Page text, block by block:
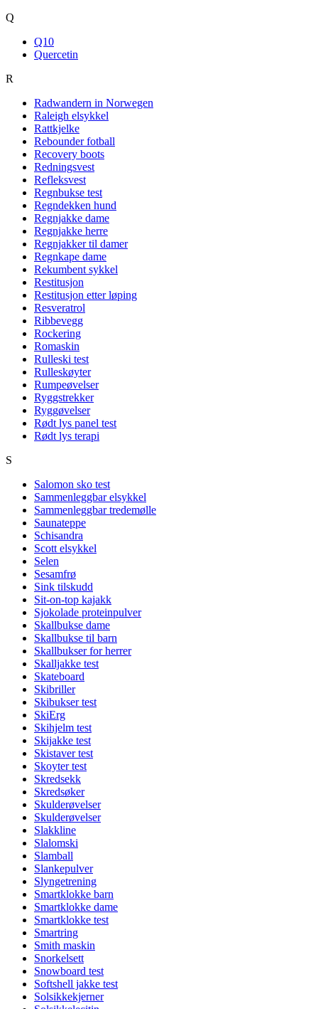
Q
Q10
Quercetin
R
Radwandern in Norwegen
Raleigh elsykkel
Rattkjelke
Rebounder fotball
Recovery boots
Redningsvest
Refleksvest
Regnbukse test
Regndekken hund
Regnjakke dame
Regnjakke herre
Regnjakker til damer
Regnkape dame
Rekumbent sykkel
Restitusjon
Restitusjon etter løping
Resveratrol
Ribbevegg
Rockering
Romaskin
Rulleski test
Rulleskøyter
Rumpeøvelser
Ryggstrekker
Ryggøvelser
Rødt lys panel test
Rødt lys terapi
S
Salomon sko test
Sammenleggbar elsykkel
Sammenleggbar tredemølle
Saunateppe
Schisandra
Scott elsykkel
Selen
Sesamfrø
Sink tilskudd
Sit-on-top kajakk
Sjokolade proteinpulver
Skallbukse dame
Skallbukse til barn
Skallbukser for herrer
Skalljakke test
Skateboard
Skibriller
Skibukser test
SkiErg
Skihjelm test
Skijakke test
Skistaver test
Skoyter test
Skredsekk
Skredsøker
Skulderøvelser
Skulderøvelser
Slakkline
Slalomski
Slamball
Slankepulver
Slyngetrening
Smartklokke barn
Smartklokke dame
Smartklokke test
Smartring
Smith maskin
Snorkelsett
Snowboard test
Softshell jakke test
Solsikkekjerner